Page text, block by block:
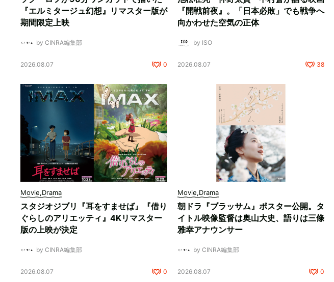
『エルミタージュ幻想』リマスター版が
期間限定上映
by CINRA編集部
2026.08.07 0
『開戦前夜』。「日本必敗」でも戦争へ
向かわせた空気の正体
by ISO
2026.08.07 38
Movie,Drama
スタジオジブリ『耳をすませば』『借り
ぐらしのアリエッティ』4Kリマスター
版の上映が決定
by CINRA編集部
2026.08.07 0
Movie,Drama
朝ドラ『ブラッサム』ポスター公開。タ
イトル映像監督は奥山大史、語りは三條
雅幸アナウンサー
by CINRA編集部
2026.08.07 0